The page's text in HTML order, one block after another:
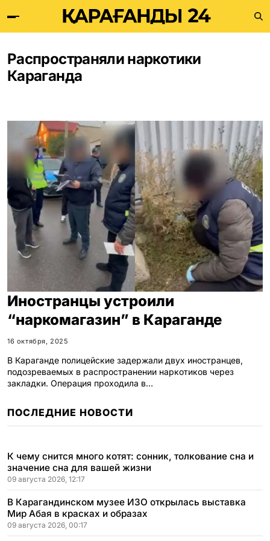
Распространяли наркотики
Караганда
Иностранцы устроили
“наркомагазин” в Караганде
16 октября, 2025
В Караганде полицейские задержали двух иностранцев,
подозреваемых в распространении наркотиков через
закладки. Операция проходила в…
ПОСЛЕДНИЕ НОВОСТИ
К чему снится много котят: сонник, толкование сна и
значение сна для вашей жизни
09 августа 2026, 12:17
В Карагандинском музее ИЗО открылась выставка
Мир Абая в красках и образах
09 августа 2026, 00:17